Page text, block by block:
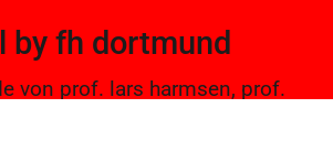
by fh dortmund
von prof. lars harmsen, prof.